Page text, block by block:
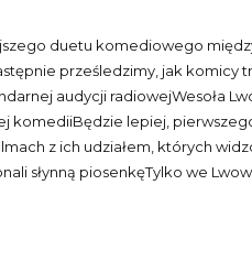
duetu komediowego
prześledzimy, jak
audycji radiowejWesoła
komediiBędzie lepiej,
z ich udziałem, których
słynną piosenkęTylko we